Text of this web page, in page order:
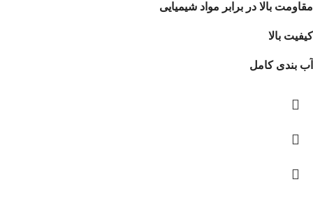
مقاومت بالا در برابر مواد شیمیایی
کیفیت بالا
آب بندی کامل